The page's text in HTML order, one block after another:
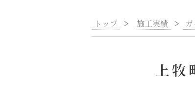
トップ > 施工実績 > ガ
上